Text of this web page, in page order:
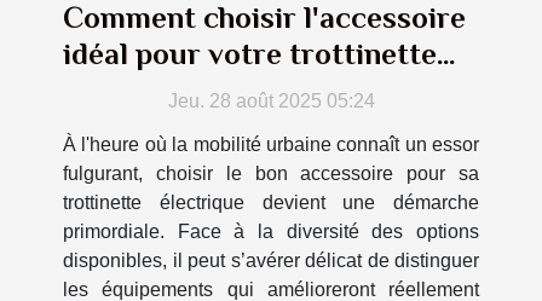
Comment choisir l'accessoire
idéal pour votre trottinette
électrique ?Jeu. 28 août 2025 05:24
À l'heure où la mobilité urbaine connaît un essor
fulgurant, choisir le bon accessoire pour sa
trottinette électrique devient une démarche
primordiale. Face à la diversité des options
disponibles, il peut s’avérer délicat de distinguer
les équipements qui amélioreront réellement